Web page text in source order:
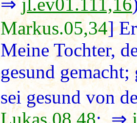
Markus.05,34]
Meine Tochter,
gesund
sei gesund von